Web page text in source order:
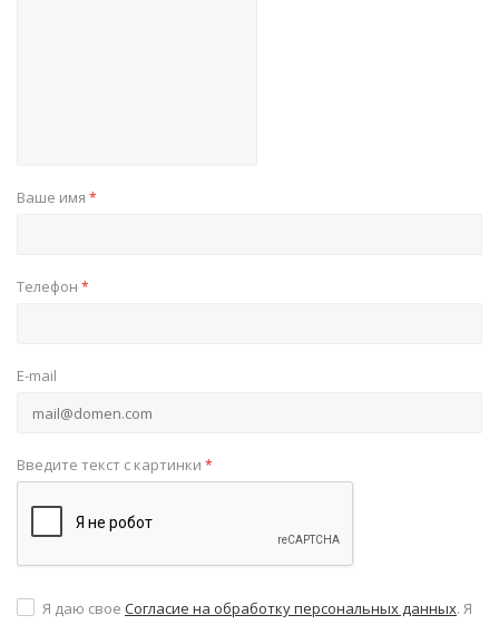
Ваше имя *
Телефон *
E-mail
Введите текст с картинки *
Я даю свое Согласие на обработку персональных данных. Я